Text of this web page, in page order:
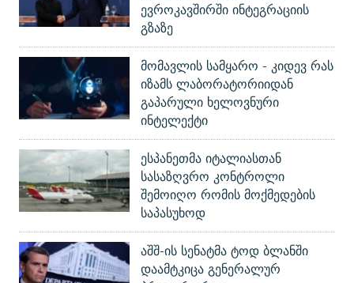
ევროკავშირში ინტეგრაციის
გზაზე
მომავლის სამყარო - კიდევ რას
იზამს ლაბორატორიიდან
გაპარული ხელოვნური
ინტელექტი
ესპანეთმა იტალიასთან
სასაზღვრო კონტროლი
შემოიღო რომის მოქმედების
საპასუხოდ
აშშ-ის სენატმა ტოდ ბლანში
დაამტკიცა გენერალურ